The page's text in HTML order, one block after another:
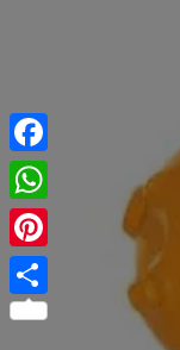
Facebook
WhatsApp
Pinterest
Share